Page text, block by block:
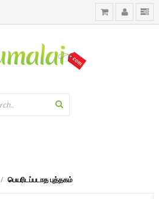
பெயரிடப்படாத புத்தகம்